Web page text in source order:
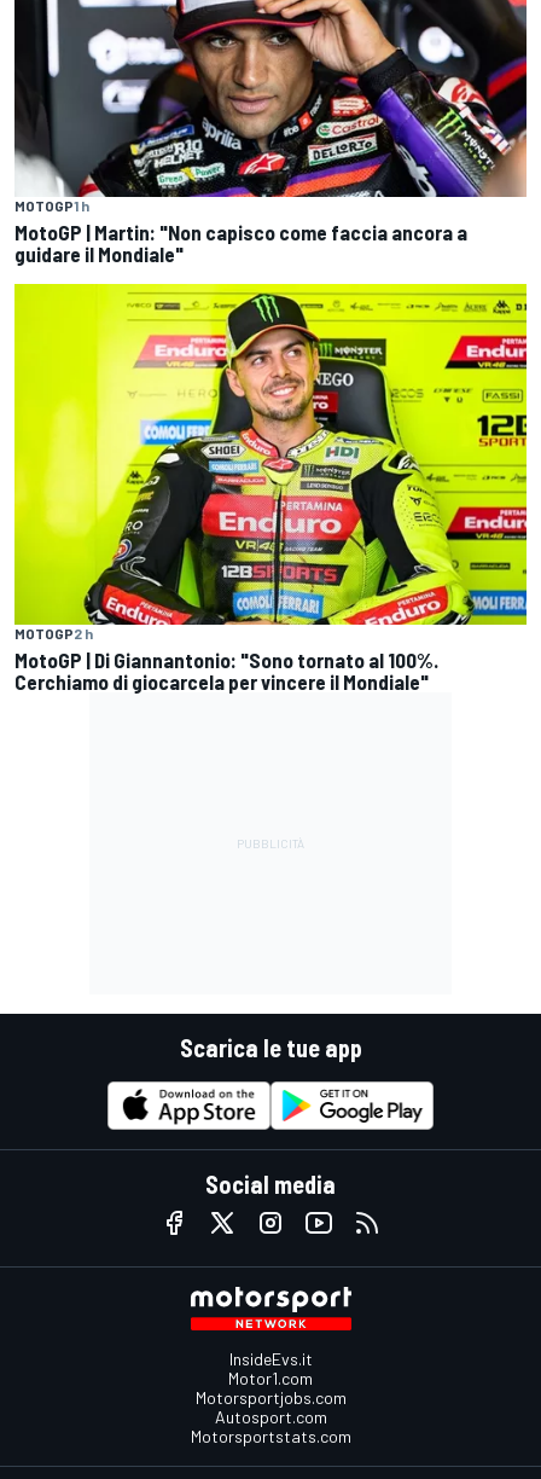
MOTOGP1 h
MotoGP | Martin: "Non capisco come faccia ancora a
guidare il Mondiale"
MOTOGP2 h
MotoGP | Di Giannantonio: "Sono tornato al 100%.
Cerchiamo di giocarcela per vincere il Mondiale"
Scarica le tue app
Social media
InsideEvs.it
Motor1.com
Motorsportjobs.com
Autosport.com
Motorsportstats.com